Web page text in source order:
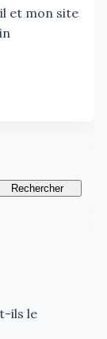
et mon site
Rechercher
ils le